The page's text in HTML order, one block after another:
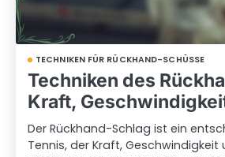
TECHNIKEN FÜR RÜCKHAND-SCHÜSSE
Techniken des
Kraft,
Der Rückhand-Schlag ist ein
Tennis, der Kraft, Geschwindigkeit